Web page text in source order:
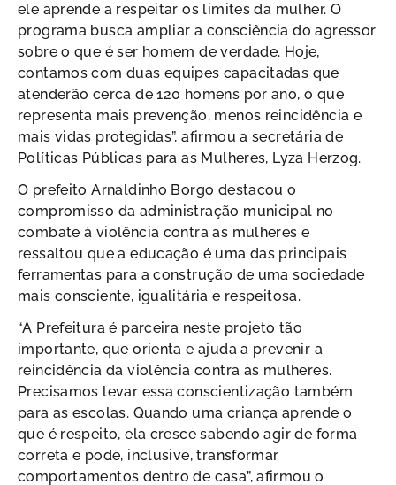
ele aprende a respeitar os limites da mulher. O
programa busca ampliar a consciência do agressor
sobre o que é ser homem de verdade. Hoje,
contamos com duas equipes capacitadas que
atenderão cerca de 120 homens por ano, o que
representa mais prevenção, menos reincidência e
mais vidas protegidas”, afirmou a secretária de
Políticas Públicas para as Mulheres, Lyza Herzog.
O prefeito Arnaldinho Borgo destacou o
compromisso da administração municipal no
combate à violência contra as mulheres e
ressaltou que a educação é uma das principais
ferramentas para a construção de uma sociedade
mais consciente, igualitária e respeitosa.
“A Prefeitura é parceira neste projeto tão
importante, que orienta e ajuda a prevenir a
reincidência da violência contra as mulheres.
Precisamos levar essa conscientização também
para as escolas. Quando uma criança aprende o
que é respeito, ela cresce sabendo agir de forma
correta e pode, inclusive, transformar
comportamentos dentro de casa”, afirmou o